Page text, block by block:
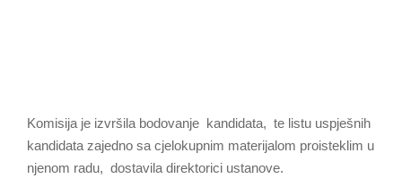
Komisija je izvršila bodovanje kandidata, te listu uspješnih
kandidata zajedno sa cjelokupnim materijalom proisteklim u
njenom radu, dostavila direktorici ustanove.